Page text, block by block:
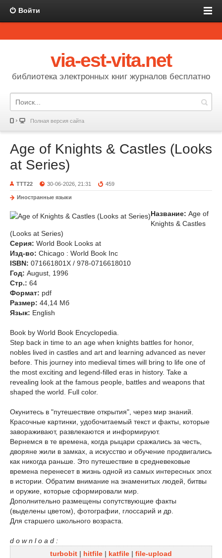
Войти
via-est-vita.net
библиотека электронных книг журналов бесплатно
Полная версия сайта
Age of Knights & Castles (Looks
at Series)
TTT22 30-06-2026, 21:31 459
Иностранные языки
Название: Age of
Knights & Castles
(Looks at Series)
Серия: World Book Looks at
Изд-во: Chicago : World Book Inc
ISBN: 071661801X / 978-0716618010
Год: August, 1996
Стр.: 64
Формат: pdf
Размер: 44,14 Мб
Язык: English
Book by World Book Encyclopedia.
Step back in time to an age when knights battles for honor,
nobles lived in castles and art and learning advanced as never
before. This journey into medieval times will bring to life one of
the most exciting and legend-filled eras in history. Take a
revealing look at the famous people, battles and weapons that
shaped the world. Full color.
Окунитесь в "путешествие открытия", через мир знаний.
Красочные картинки, удобочитаемый текст и факты, которые
завораживают, развлекаются и информируют.
Вернемся в те времена, когда рыцари сражались за честь,
дворяне жили в замках, а искусство и обучение продвигались
как никогда раньше. Это путешествие в средневековые
времена перенесет в жизнь одной из самых интересных эпох
в истории. Обратим внимание на знаменитых людей, битвы
и оружие, которые сформировали мир.
Дополнительно размещены сопутствующие факты
(выделены цветом), фотографии, глоссарий и др.
Для старшего школьного возраста.
d o w n l o a d :
turbobit | hitfile | katfile | file-upload